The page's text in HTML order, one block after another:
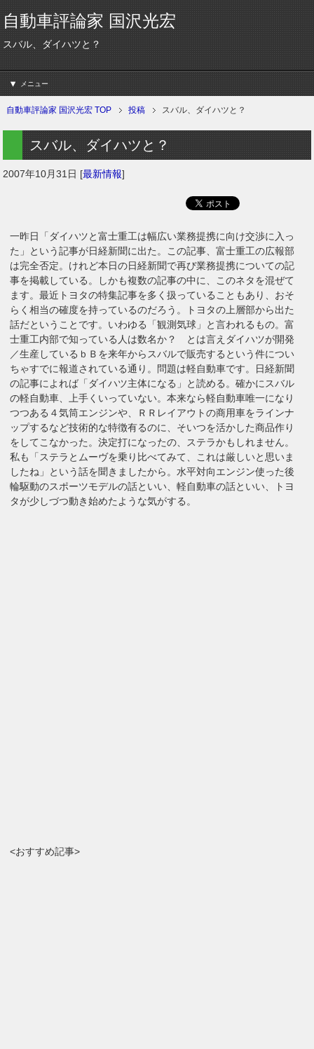
自動車評論家 国沢光宏
スバル、ダイハツと？
メニュー
自動車評論家 国沢光宏 TOP 投稿 スバル、ダイハツと？
スバル、ダイハツと？
2007年10月31日 [最新情報]
一昨日「ダイハツと富士重工は幅広い業務提携に向け交渉に入っ
た」という記事が日経新聞に出た。この記事、富士重工の広報部
は完全否定。けれど本日の日経新聞で再び業務提携についての記
事を掲載している。しかも複数の記事の中に、このネタを混ぜて
ます。最近トヨタの特集記事を多く扱っていることもあり、おそ
らく相当の確度を持っているのだろう。トヨタの上層部から出た
話だということです。いわゆる「観測気球」と言われるもの。富
士重工内部で知っている人は数名か？ とは言えダイハツが開発
／生産しているｂＢを来年からスバルで販売するという件につい
ちゃすでに報道されている通り。問題は軽自動車です。日経新聞
の記事によれば「ダイハツ主体になる」と読める。確かにスバル
の軽自動車、上手くいっていない。本来なら軽自動車唯一になり
つつある４気筒エンジンや、ＲＲレイアウトの商用車をラインナ
ップするなど技術的な特徴有るのに、そいつを活かした商品作り
をしてこなかった。決定打になったの、ステラかもしれません。
私も「ステラとムーヴを乗り比べてみて、これは厳しいと思いま
したね」という話を聞きましたから。水平対向エンジン使った後
輪駆動のスポーツモデルの話といい、軽自動車の話といい、トヨ
タが少しづつ動き始めたような気がする。
<おすすめ記事>